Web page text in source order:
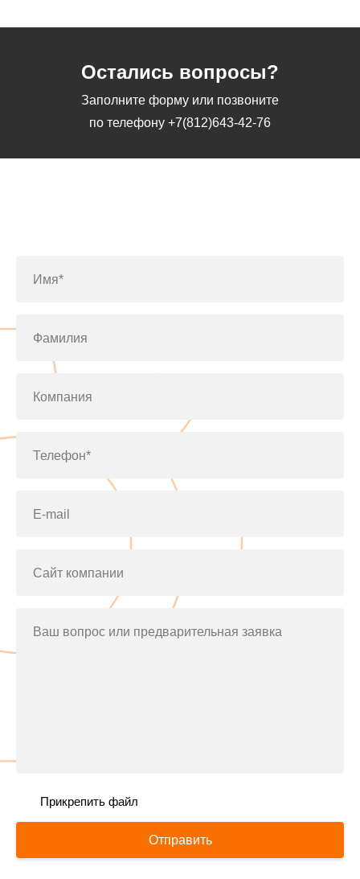
Остались вопросы?
Заполните форму или позвоните
по телефону +7(812)643-42-76
Имя*
Фамилия
Компания
Телефон*
E-mail
Сайт компании
Ваш вопрос или предварительная заявка
Прикрепить файл
Отправить